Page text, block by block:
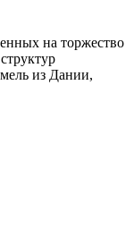
на торжество
из Дании,